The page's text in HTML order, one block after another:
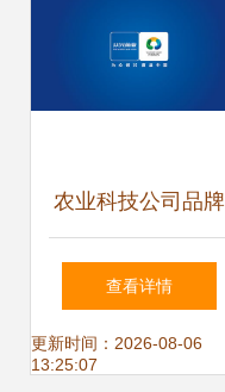
农业科技公司品牌
全案形象设计
查看详情
更新时间：2026-08-06
13:25:07